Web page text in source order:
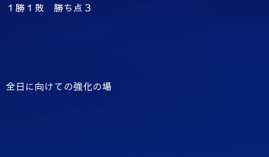
１勝１敗 勝ち点３
全日に向けての強化の場